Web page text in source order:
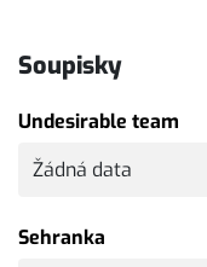
Soupisky
Undesirable team
Žádná data
Sehranka